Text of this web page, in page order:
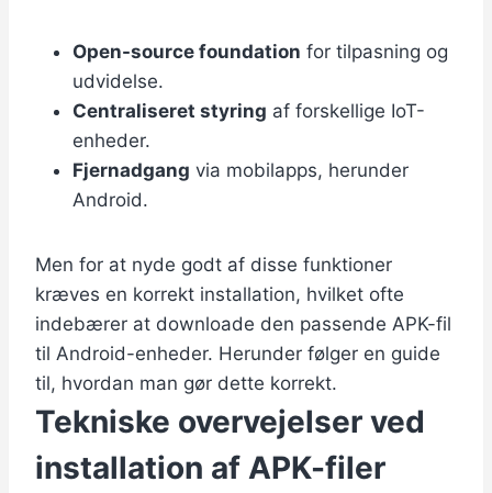
Open-source foundation for tilpasning og
udvidelse.
Centraliseret styring af forskellige IoT-
enheder.
Fjernadgang via mobilapps, herunder
Android.
Men for at nyde godt af disse funktioner
kræves en korrekt installation, hvilket ofte
indebærer at downloade den passende APK-fil
til Android-enheder. Herunder følger en guide
til, hvordan man gør dette korrekt.
Tekniske overvejelser ved
installation af APK-filer